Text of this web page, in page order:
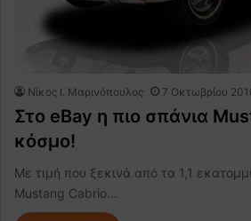
Nίκος Ι. Mαρινόπουλος 7 Οκτωβρίου
Στο eBay η πιο σπάνια
κόσμο!
Με τιμή που ξεκινά από τα 1,1
Mustang Cabrio…